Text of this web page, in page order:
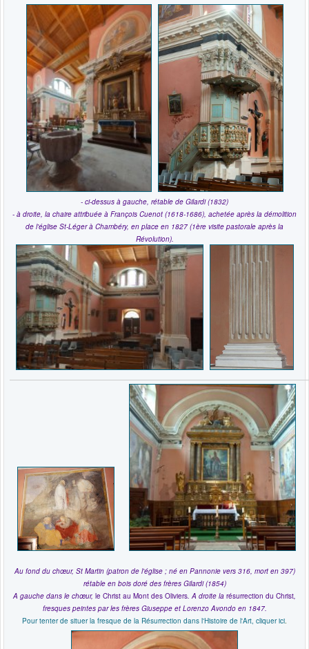
- ci-dessus à gauche, rétable de Gilardi (1832)
- à droite, la chaire attribuée à François Cuenot (1618-1686), achetée après la démolition
de l'église St-Léger à Chambéry, en place en 1827 (1ère visite pastorale après la
Révolution).
Au fond du chœur, St Martin (patron de l'église ; né en Pannonie vers 316, mort en 397)
rétable en bois doré des frères Gilardi (1854)
A gauche dans le chœur, le Christ au Mont des Oliviers . A droite la résurrection du Christ
fresques peintes par les frères Giuseppe et Lorenzo Avondo en 1847.
Pour tenter de situer la fresque de la Résurrection dans l'Histoire de l'Art, cliquer ici